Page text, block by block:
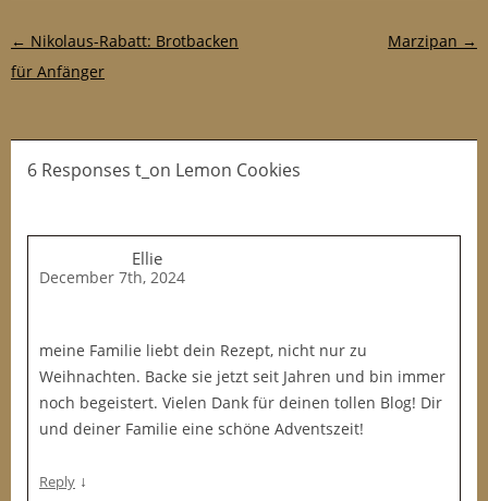
Post navigation
← Nikolaus-Rabatt: Brotbacken
für Anfänger
Marzipan →
6 Responses t_on Lemon Cookies
Ellie
December 7th, 2024
meine Familie liebt dein Rezept, nicht nur zu
Weihnachten. Backe sie jetzt seit Jahren und bin immer
noch begeistert. Vielen Dank für deinen tollen Blog! Dir
und deiner Familie eine schöne Adventszeit!
Reply ↓